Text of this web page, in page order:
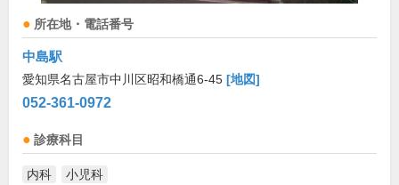
所在地・電話番号
中島駅
愛知県名古屋市中川区昭和橋通6-45 [地図]
052-361-0972
診療科目
内科 小児科